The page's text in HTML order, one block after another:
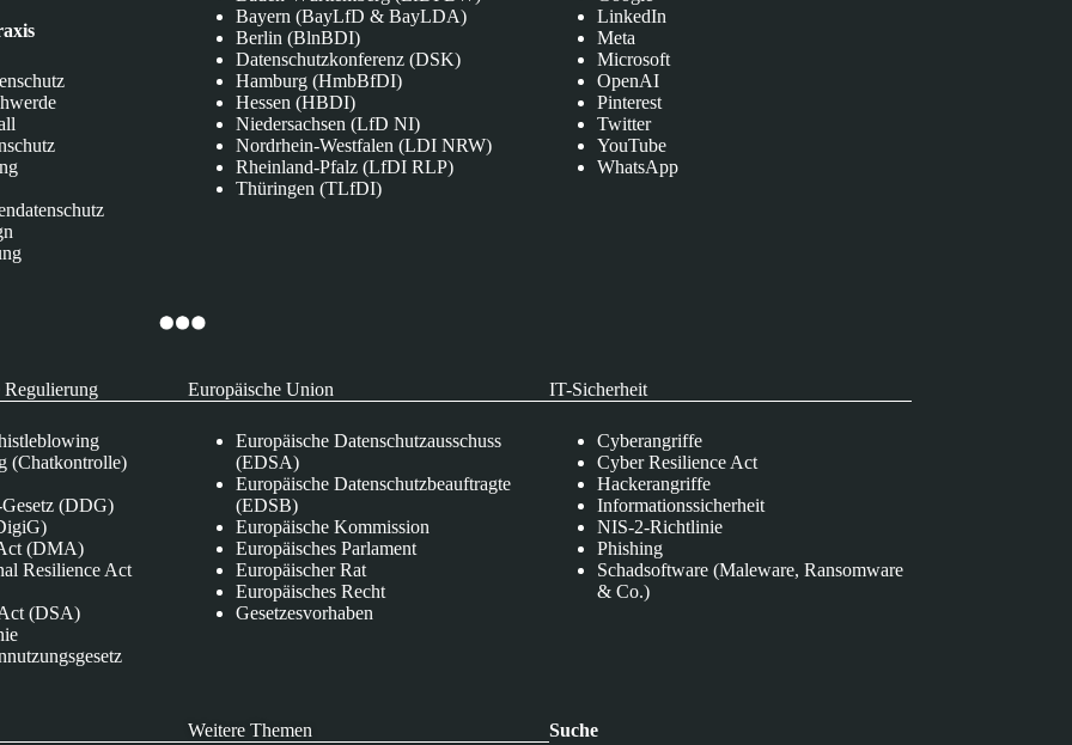
Bayern (BayLfD & BayLDA)
Berlin (BlnBDI)
Datenschutzkonferenz (DSK)
Hamburg (HmbBfDI)
Hessen (HBDI)
Niedersachsen (LfD NI)
Nordrhein-Westfalen (LDI NRW)
Rheinland-Pfalz (LfDI RLP)
Thüringen (TLfDI)
LinkedIn
Meta
Microsoft
OpenAI
Pinterest
Twitter
YouTube
WhatsApp
(Chatkontrolle)
(DDG)
(DMA)
Resilience Act
(DSA)
Europäische Union
Europäische Datenschutzausschuss
(EDSA)
Europäische Datenschutzbeauftragte
(EDSB)
Europäische Kommission
Europäisches Parlament
Europäischer Rat
Europäisches Recht
Gesetzesvorhaben
IT-Sicherheit
Cyberangriffe
Cyber Resilience Act
Hackerangriffe
Informationssicherheit
NIS-2-Richtlinie
Phishing
Schadsoftware (Maleware, Ransomware
& Co.)
Weitere Themen Suche